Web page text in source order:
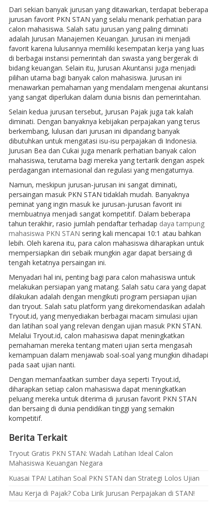
Dari sekian banyak jurusan yang ditawarkan, terdapat beberapa
jurusan favorit PKN STAN yang selalu menarik perhatian para
calon mahasiswa. Salah satu jurusan yang paling diminati
adalah Jurusan Manajemen Keuangan. Jurusan ini menjadi
favorit karena lulusannya memiliki kesempatan kerja yang luas
di berbagai instansi pemerintah dan swasta yang bergerak di
bidang keuangan. Selain itu, Jurusan Akuntansi juga menjadi
pilihan utama bagi banyak calon mahasiswa. Jurusan ini
menawarkan pemahaman yang mendalam mengenai akuntansi
yang sangat diperlukan dalam dunia bisnis dan pemerintahan.
Selain kedua jurusan tersebut, Jurusan Pajak juga tak kalah
diminati. Dengan banyaknya kebijakan perpajakan yang terus
berkembang, lulusan dari jurusan ini dipandang banyak
dibutuhkan untuk mengatasi isu-isu perpajakan di Indonesia.
Jurusan Bea dan Cukai juga menarik perhatian banyak calon
mahasiswa, terutama bagi mereka yang tertarik dengan aspek
perdagangan internasional dan regulasi yang mengaturnya.
Namun, meskipun jurusan-jurusan ini sangat diminati,
persaingan masuk PKN STAN tidaklah mudah. Banyaknya
peminat yang ingin masuk ke jurusan-jurusan favorit ini
membuatnya menjadi sangat kompetitif. Dalam beberapa
tahun terakhir, rasio jumlah pendaftar terhadap daya tampung
mahasiswa PKN STAN sering kali mencapai 10:1 atau bahkan
lebih. Oleh karena itu, para calon mahasiswa diharapkan untuk
mempersiapkan diri sebaik mungkin agar dapat bersaing di
tengah ketatnya persaingan ini.
Menyadari hal ini, penting bagi para calon mahasiswa untuk
melakukan persiapan yang matang. Salah satu cara yang dapat
dilakukan adalah dengan mengikuti program persiapan ujian
dan tryout. Salah satu platform yang direkomendasikan adalah
Tryout.id, yang menyediakan berbagai macam simulasi ujian
dan latihan soal yang relevan dengan ujian masuk PKN STAN.
Melalui Tryout.id, calon mahasiswa dapat meningkatkan
pemahaman mereka tentang materi ujian serta mengasah
kemampuan dalam menjawab soal-soal yang mungkin dihadapi
pada saat ujian nanti.
Dengan memanfaatkan sumber daya seperti Tryout.id,
diharapkan setiap calon mahasiswa dapat meningkatkan
peluang mereka untuk diterima di jurusan favorit PKN STAN
dan bersaing di dunia pendidikan tinggi yang semakin
kompetitif.
Berita Terkait
Tryout Gratis PKN STAN: Wadah Latihan Ideal Calon
Mahasiswa Keuangan Negara
Kuasai TPA! Latihan Soal PKN STAN dan Strategi Lolos Ujian
Mau Kerja di Pajak? Coba Lirik Jurusan Perpajakan di STAN!